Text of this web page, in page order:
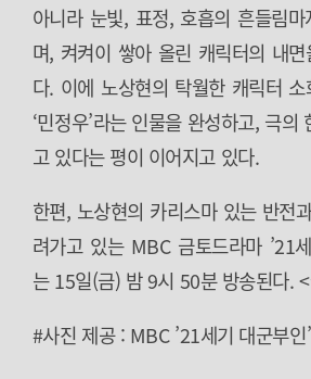
아니라 눈빛, 표정, 호흡의 흔들림
며, 켜켜이 쌓아 올린 캐릭터의 내
다. 이에 노상현의 탁월한 캐릭터
‘민정우’라는 인물을 완성하고, 극의
고 있다는 평이 이어지고 있다.
한편, 노상현의 카리스마 있는 반전
려가고 있는 MBC 금토드라마 ’21
는 15일(금) 밤 9시 50분 방송된다.
#사진 제공 : MBC ’21세기 대군부인